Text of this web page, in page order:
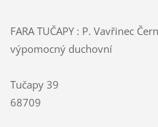
FARA TUČAPY : P. Vavřinec
výpomocný duchovní
Tučapy 39
68709